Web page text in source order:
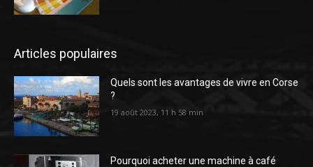
Articles populaires
Quels sont les avantages de vivre en Corse
?
19 août 2023, 11 h 58 min
Pourquoi acheter une machine à café